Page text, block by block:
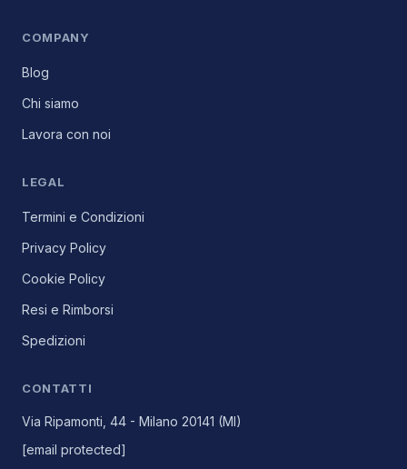
COMPANY
Blog
Chi siamo
Lavora con noi
LEGAL
Termini e Condizioni
Privacy Policy
Cookie Policy
Resi e Rimborsi
Spedizioni
CONTATTI
Via Ripamonti, 44 - Milano 20141 (MI)
[email protected]